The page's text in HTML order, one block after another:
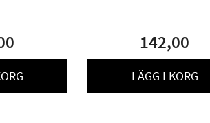
142,00
LÄGG I KORG